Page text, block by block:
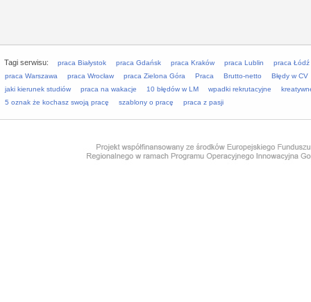
Tagi serwisu: praca Białystok praca Gdańsk praca Kraków praca Lublin
praca Łódź
praca Warszawa
praca Wrocław praca Zielona Góra Praca Brutto-netto
Błędy w CV
jaki kierunek studiów
praca na wakacje 10 błędów w LM wpadki rekrutacyjne
5 oznak że kochasz swoją pracę
szablony o pracę praca z pasji